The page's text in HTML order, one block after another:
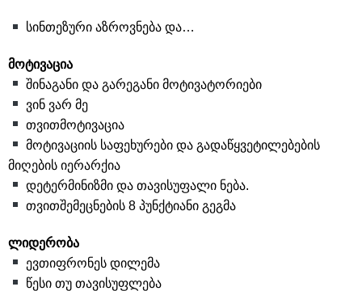
სინთეზური აზროვნება და…
მოტივაცია
შინაგანი და გარეგანი მოტივატორიები
ვინ ვარ მე
თვითმოტივაცია
მოტივაციის საფეხურები და გადაწყვეტილებების
მიღების იერარქია
დეტერმინიზმი და თავისუფალი ნება.
თვითშემეცნების 8 პუნქტიანი გეგმა
ლიდერობა
ევთიფრონეს დილემა
წესი თუ თავისუფლება